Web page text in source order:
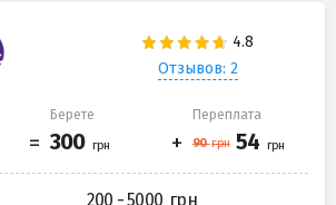
Отзывов: 2
Берете Переплата
200 - 5000